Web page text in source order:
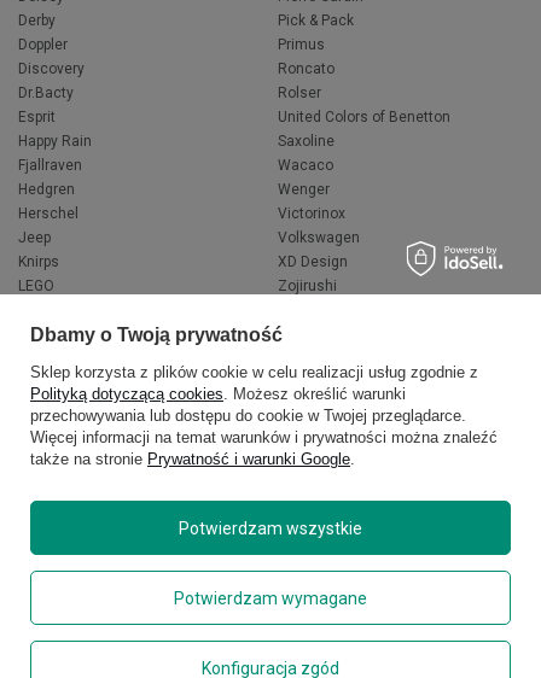
Derby
Doppler
Discovery
Dr.Bacty
Esprit
Happy Rain
Fjallraven
Hedgren
Herschel
Jeep
Knirps
LEGO
National Geographic
Pick & Pack
Primus
Roncato
Rolser
United Colors of Benetton
Saxoline
Wacaco
Wenger
Victorinox
Volkswagen
XD Design
Zojirushi
VANS
Copyright © 2026 delcaso.pl. Wszelkie prawa zastrzeżone.
Polityka prywatności
Zarządzaj plikami cookie
Regulamin
Dbamy o Twoją prywatność
Sklep korzysta z plików cookie w celu realizacji usług zgodnie z
Polityką dotyczącą cookies. Możesz określić warunki
przechowywania lub dostępu do cookie w Twojej przeglądarce.
Więcej informacji na temat warunków i prywatności można znaleźć
także na stronie Prywatność i warunki Google.
Potwierdzam wymagane
Konfiguracja zgód
Potwierdzam wszystkie